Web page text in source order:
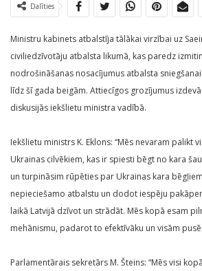
Dalīties
Ministru kabinets atbalstīja tālākai virzībai uz
civiliedzīvotāju atbalsta likumā, kas paredz
nodrošināšanas nosacījumus atbalsta
līdz šī gada beigām. Attiecīgos grozījumus
diskusijās iekšlietu ministra vadībā.
Iekšlietu ministrs K. Eklons: “Mēs nevaram palikt
Ukrainas cilvēkiem, kas ir spiesti bēgt no kara
un turpināsim rūpēties par Ukrainas kara
nepieciešamo atbalstu un dodot iespēju
laikā Latvijā dzīvot un strādāt. Mēs kopā esam
mehānismu, padarot to efektīvāku un visām
Parlamentārais sekretārs M. Šteins: “Mēs visi